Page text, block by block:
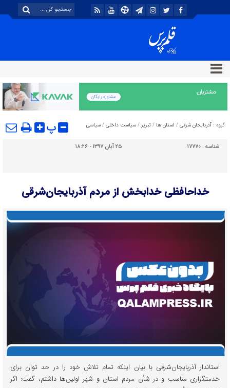
گروه : آذربایجان شرقی / استان ها / تبریز / سیاست داخلی / سیاسی پ
شناسه : 17770 ۲۵ آبان ۱۳۹۷ - ۱۸:۲۶
خداحافظی خدابخش از مردم آذربایجان‌شرقی
استاندار آذربایجان‌شرقی با بیان اینکه تمام تلاش خود را در حد توان برای
خدمتگزاری مناسب و در شأن مردم استان و شهر اولین‌ها داشتم، گفت: اگر